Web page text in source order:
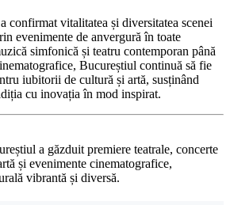
confirmat vitalitatea și diversitatea scenei
evenimente de anvergură în toate
simfonică și teatru contemporan până
Bucureștiul continuă să fie
iubitorii de cultură și artă, susținând
cu inovația în mod inspirat.
a găzduit premiere teatrale, concerte
și evenimente cinematografice,
vibrantă și diversă.